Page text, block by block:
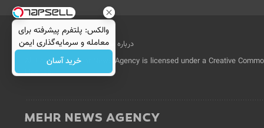
درباره ما تماس با ما
بازرگانی
All Content by Mehr News Agency is licensed under a Creative
License.
والکس: پلتفرم پیشرفته برای
معامله و سرمایه‌گذاری ایمن
خرید آسان